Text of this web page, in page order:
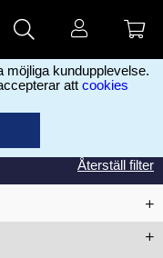
möjliga kundupplevelse.
att cookies
Återställ filter